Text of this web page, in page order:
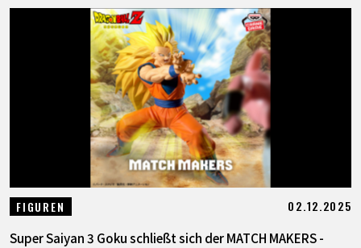
SPECIALS
INFOS
LANGUAGE
JP
EN FR DE ES
FIGUREN 02.12.2025
Super Saiyan 3 Goku schließt sich der MATCH MAKERS -